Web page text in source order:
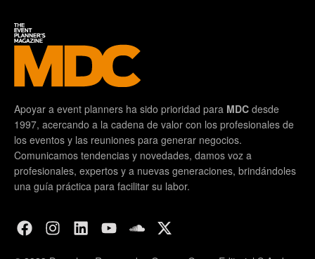
Apoyar a event planners ha sido prioridad para MDC desde
1997, acercando a la cadena de valor con los profesionales de
los eventos y las reuniones para generar negocios.
Comunicamos tendencias y novedades, damos voz a
profesionales, expertos y a nuevas generaciones, brindándoles
una guía práctica para facilitar su labor.